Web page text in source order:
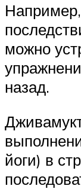
можно
назад.
йоги) в